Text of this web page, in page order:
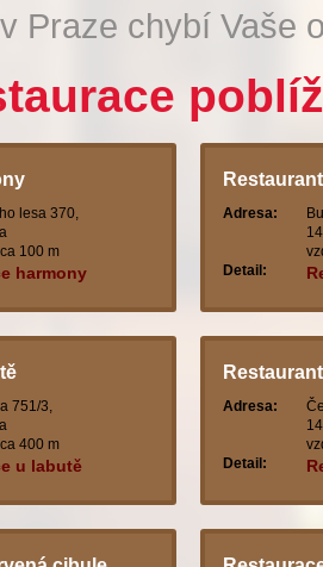
Praze chybí Vaše
lesa 370,
100 m
harmony
Adresa:
Detail:
751/3,
400 m
u labutě
Adresa:
Detail: